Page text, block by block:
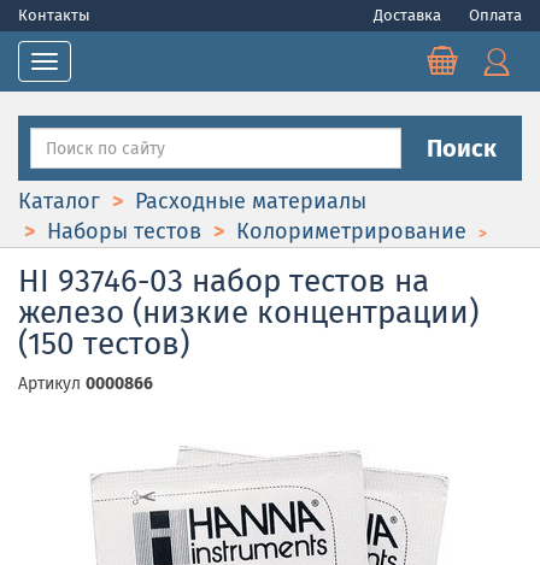
Контакты Доставка Оплата
Toggle navigation
Поиск
Каталог
Расходные материалы
Наборы тестов
Колориметрирование
HI 93746-03 набор тестов на
железо (низкие концентрации)
(150 тестов)
Артикул 0000866